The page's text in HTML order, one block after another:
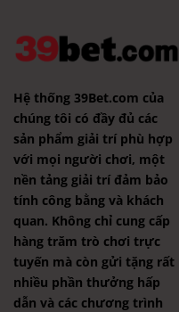
Hệ thống 39Bet.com của
chúng tôi có đầy đủ các
sản phẩm giải trí phù hợp
với mọi người chơi, một
nền tảng giải trí đảm bảo
tính công bằng và khách
quan. Không chỉ cung cấp
hàng trăm trò chơi trực
tuyến mà còn gửi tặng rất
nhiều phần thưởng hấp
dẫn và các chương trình